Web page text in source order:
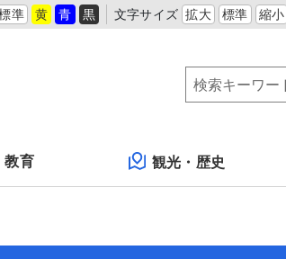
準 黄 青 黒 文字サイズ 拡大 標準 縮小
教育 観光・歴史